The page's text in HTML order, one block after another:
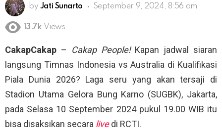
by Jati Sunarto September 9, 2024, 8:56 am
13.7k Views
CakapCakap – Cakap People!Kapan jadwal siaran
langsung Timnas Indonesia vs Australia di Kualifikasi
Piala Dunia 2026? Laga seru yang akan tersaji di
Stadion Utama Gelora Bung Karno (SUGBK), Jakarta,
pada Selasa 10 September 2024 pukul 19.00 WIB itu
bisa disaksikan secara live di RCTI.